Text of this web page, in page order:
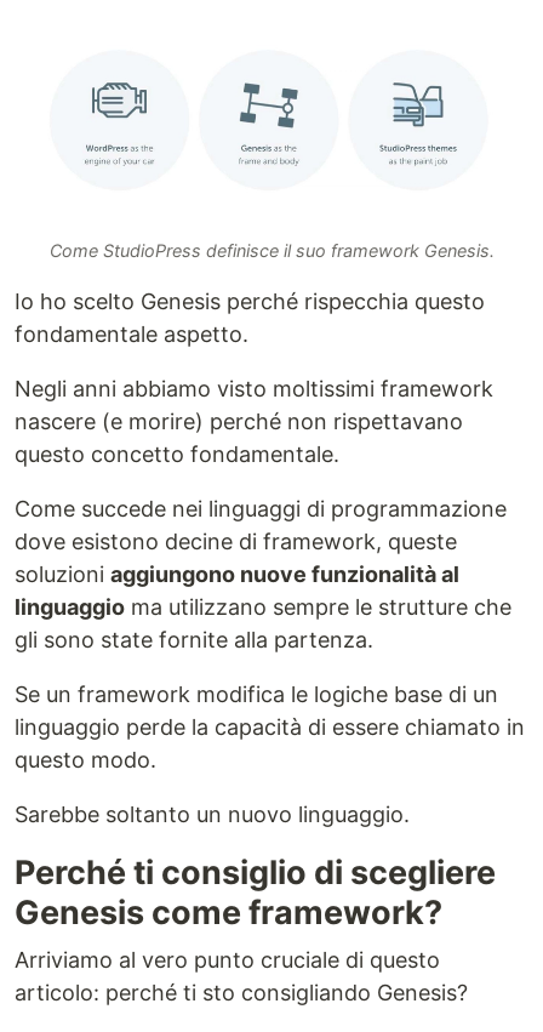
Come StudioPress definisce il suo framework Genesis.
Io ho scelto Genesis perché rispecchia questo
fondamentale aspetto.
Negli anni abbiamo visto moltissimi framework
nascere (e morire) perché non rispettavano
questo concetto fondamentale.
Come succede nei linguaggi di programmazione
dove esistono decine di framework, queste
soluzioni aggiungono nuove funzionalità al
linguaggio ma utilizzano sempre le strutture che
gli sono state fornite alla partenza.
Se un framework modifica le logiche base di un
linguaggio perde la capacità di essere chiamato in
questo modo.
Sarebbe soltanto un nuovo linguaggio.
Perché ti consiglio di scegliere
Genesis come framework?
Arriviamo al vero punto cruciale di questo
articolo: perché ti sto consigliando Genesis?